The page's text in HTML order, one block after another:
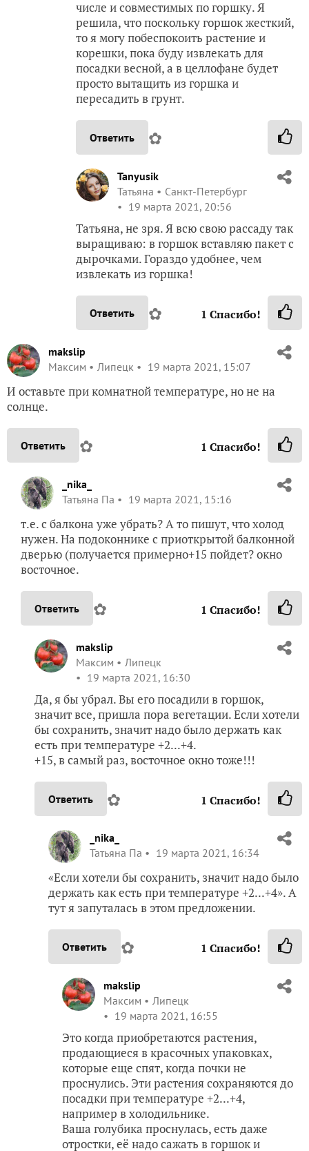
числе и совместимых по горшку. Я
решила, что поскольку горшок жесткий,
то я могу побеспокоить растение и
корешки, пока буду извлекать для
посадки весной, а в целлофане будет
просто вытащить из горшка и
пересадить в грунт.
Ответить ✿
Tanyusik
Татьяна
Санкт-Петербург
19 марта 2021, 20:56
Татьяна, не зря. Я всю свою рассаду так
выращиваю: в горшок вставляю пакет с
дырочками. Гораздо удобнее, чем
извлекать из горшка!
Ответить ✿ 1 Спасибо!
makslip
Максим
Липецк 19 марта 2021, 15:07
И оставьте при комнатной температуре, но не на
солнце.
Ответить ✿ 1 Спасибо!
_nika_
Татьяна Па
19 марта 2021, 15:16
т.е. с балкона уже убрать? А то пишут, что холод
нужен. На подоконнике с приоткрытой балконной
дверью (получается примерно+15 пойдет? окно
восточное.
Ответить ✿ 1 Спасибо!
makslip
Максим
Липецк
19 марта 2021, 16:30
Да, я бы убрал. Вы его посадили в горшок,
значит все, пришла пора вегетации. Если хотели
бы сохранить, значит надо было держать как
есть при температуре +2...+4.
+15, в самый раз, восточное окно тоже!!!
Ответить ✿ 1 Спасибо!
_nika_
Татьяна Па
19 марта 2021, 16:34
«Если хотели бы сохранить, значит надо было
держать как есть при температуре +2...+4». А
тут я запуталась в этом предложении.
Ответить ✿ 1 Спасибо!
makslip
Максим
Липецк
19 марта 2021, 16:55
Это когда приобретаются растения,
продающиеся в красочных упаковках,
которые еще спят, когда почки не
проснулись. Эти растения сохраняются до
посадки при температуре +2...+4,
например в холодильнике.
Ваша голубика проснулась, есть даже
отростки, её надо сажать в горшок и